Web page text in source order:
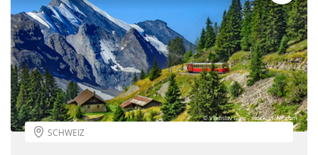
© Vladislav Gajic - stock.adobe.com
SCHWEIZ